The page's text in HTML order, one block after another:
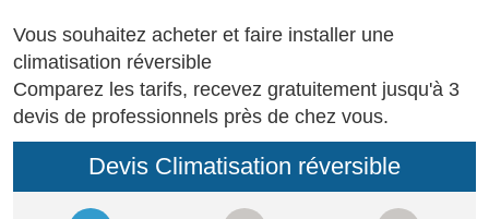
Vous souhaitez acheter et faire installer une
climatisation réversible
Comparez les tarifs, recevez gratuitement jusqu'à 3
devis de professionnels près de chez vous.
Devis Climatisation réversible